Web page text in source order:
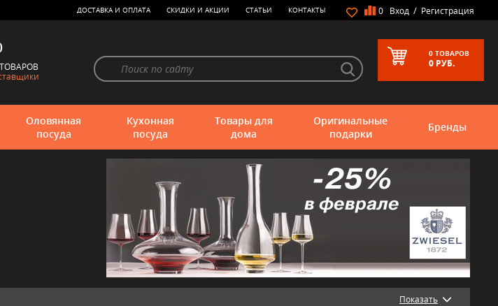
0 Вход / Регистрация
ДОСТАВКА И ОПЛАТА СКИДКИ И АКЦИИ СТАТЬИ КОНТАКТЫ
0 ТОВАРОВ
0 РУБ.
Оловянная
посуда
Кухонная
посуда
Товары для
дома
Оригинальные
подарки
Бренды
Показать